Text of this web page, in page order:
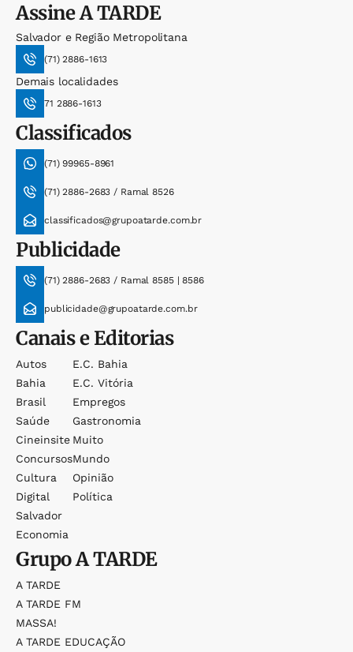
AssineA TARDE
Salvador e Região Metropolitana
(71) 2886-1613
Demais localidades
71 2886-1613
Classificados
(71) 99965-8961
(71) 2886-2683 / Ramal 8526
classificados@grupoatarde.com.br
Publicidade
(71) 2886-2683 / Ramal 8585 | 8586
publicidade@grupoatarde.com.br
Canais e Editorias
Autos
Bahia
Brasil
Saúde
Cineinsite
Concursos
Cultura
Digital
Salvador
Economia
E.c. Bahia
E.c. Vitória
Empregos
Gastronomia
Muito
Mundo
Opinião
Política
GrupoA TARDE
A TARDE
A TARDE FM
MASSA!
A TARDE EDUCAÇÃO